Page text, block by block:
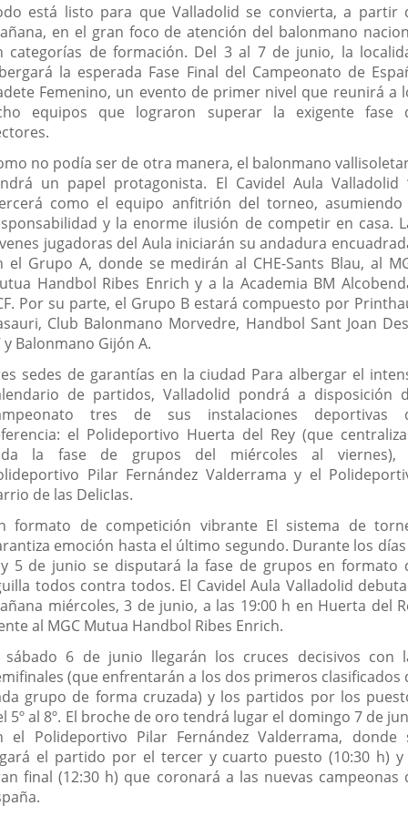
está listo para que Valladolid se convierta, a partir
en el gran foco de atención del balonmano
categorías de formación. Del 3 al 7 de junio, la
la esperada Fase Final del Campeonato de
Femenino, un evento de primer nivel que reunirá a
equipos que lograron superar la exigente fase
no podía ser de otra manera, el balonmano
un papel protagonista. El Cavidel Aula Valladolid
como el equipo anfitrión del torneo, asumiendo
y la enorme ilusión de competir en casa.
jugadoras del Aula iniciarán su andadura
el Grupo A, donde se medirán al CHE-Sants Blau, al
Handbol Ribes Enrich y a la Academia BM
Por su parte, el Grupo B estará compuesto por
Club Balonmano Morvedre, Handbol Sant Joan
y Balonmano Gijón A.
sedes de garantías en la ciudad Para albergar el
de partidos, Valladolid pondrá a disposición
tres de sus instalaciones deportivas
el Polideportivo Huerta del Rey (que
la fase de grupos del miércoles al viernes),
Pilar Fernández Valderrama y el
de las DelicIas.
formato de competición vibrante El sistema de
emoción hasta el último segundo. Durante los días
5 de junio se disputará la fase de grupos en formato
todos contra todos. El Cavidel Aula Valladolid
miércoles, 3 de junio, a las 19:00 h en Huerta del
al MGC Mutua Handbol Ribes Enrich.
sábado 6 de junio llegarán los cruces decisivos con
(que enfrentarán a los dos primeros clasificados
grupo de forma cruzada) y los partidos por los
5º al 8º. El broche de oro tendrá lugar el domingo 7 de
el Polideportivo Pilar Fernández Valderrama, donde
el partido por el tercer y cuarto puesto (10:30 h) y
final (12:30 h) que coronará a las nuevas campeonas